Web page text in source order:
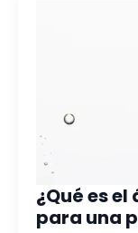
¿Qué es
para una